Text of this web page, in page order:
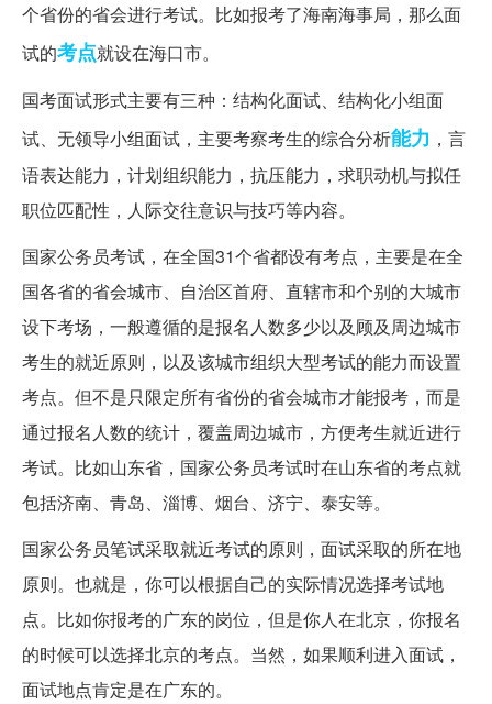
个省份的省会进行考试。比如报考了海南海事局，那么面
试的考点就设在海口市。
国考面试形式主要有三种：结构化面试、结构化小组面
试、无领导小组面试，主要考察考生的综合分析能力 ，言
语表达能力，计划组织能力，抗压能力，求职动机与拟任
职位匹配性，人际交往意识与技巧等内容。
国家公务员考试，在全国31个省都设有考点，主要是在全
国各省的省会城市、自治区首府、直辖市和个别的大城市
设下考场，一般遵循的是报名人数多少以及顾及周边城市
考生的就近原则，以及该城市组织大型考试的能力而设置
考点。但不是只限定所有省份的省会城市才能报考，而是
通过报名人数的统计，覆盖周边城市，方便考生就近进行
考试。比如山东省，国家公务员考试时在山东省的考点就
包括济南、青岛、淄博、烟台、济宁、泰安等。
国家公务员笔试采取就近考试的原则，面试采取的所在地
原则。也就是，你可以根据自己的实际情况选择考试地
点。比如你报考的广东的岗位，但是你人在北京，你报名
的时候可以选择北京的考点。当然，如果顺利进入面试，
面试地点肯定是在广东的。